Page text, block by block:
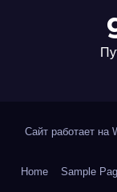
Сайт работает на
Home Sample